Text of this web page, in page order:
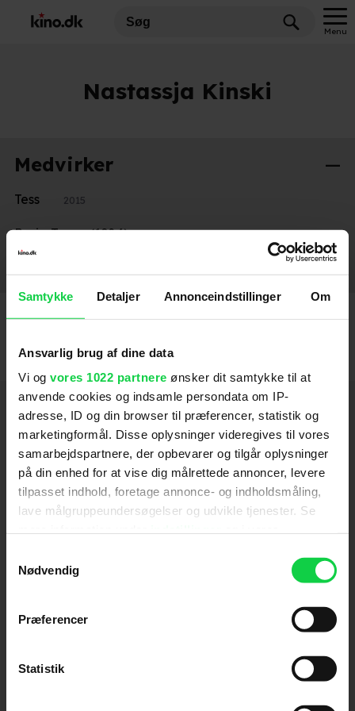
Samtykke Detaljer Annonceindstillinger Om
Ansvarlig brug af dine data
Vi og vores 1022 partnere ønsker dit samtykke til at
anvende cookies og indsamle persondata om IP-
adresse, ID og din browser til præferencer, statistik og
marketingformål. Disse oplysninger videregives til vores
samarbejdspartnere, der opbevarer og tilgår oplysninger
på din enhed for at vise dig målrettede annoncer, levere
tilpasset indhold, foretage annonce- og indholdsmåling,
lave målgruppeundersøgelser og udvikle tjenester. Se
tilbage eller ændre indstillinger fra vores
"Cookiedeklaration", eller ved at trykke på "Privacy
Indsamle præcise oplysninger om din placering,
Identificere din enhed baseret på en scanning af
Nødvendig
Præferencer
Statistik
Menu
Nastassja Kinski
Medvirker
Tess 2015
Paris, Texas (1984) 1984
Hold dig opdateret
Send
Ved tilmelding accepterer jeg samtidig
Kino.dks Markedsføringssamtykke